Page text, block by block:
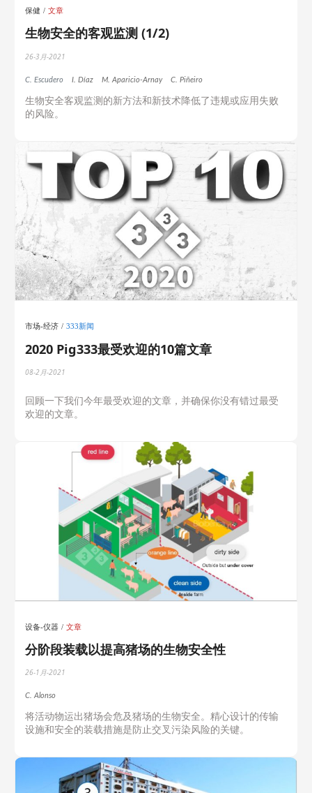
保健 文章
生物安全的客观监测 (1/2)
26-3月-2021
C. Escudero I. Díaz M. Aparicio-Arnay C. Piñeiro
生物安全客观监测的新方法和新技术降低了违规或应用失败
的风险。
市场-经济 333新闻
2020 Pig333最受欢迎的10篇文章
08-2月-2021
回顾一下我们今年最受欢迎的文章，并确保你没有错过最受
欢迎的文章。
设备-仪器 文章
分阶段装载以提高猪场的生物安全性
26-1月-2021
C. Alonso
将活动物运出猪场会危及猪场的生物安全。精心设计的传输
设施和安全的装载措施是防止交叉污染风险的关键。